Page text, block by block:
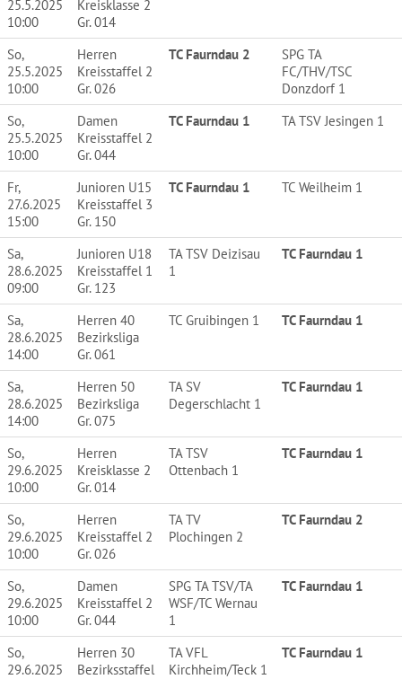
25.5.2025
10:00
Kreisklasse 2
Gr. 014
So,
25.5.2025
10:00
Herren
Kreisstaffel 2
Gr. 026
TC Faurndau 2
SPG TA
FC/THV/TSC
Donzdorf 1
So,
25.5.2025
10:00
Damen
Kreisstaffel 2
Gr. 044
TC Faurndau 1 TA TSV Jesingen 1
Fr,
27.6.2025
15:00
Junioren U15
Kreisstaffel 3
Gr. 150
TC Faurndau 1 TC Weilheim 1
Sa,
28.6.2025
09:00
Junioren U18
Kreisstaffel 1
Gr. 123
TA TSV Deizisau
1
TC Faurndau 1
Sa,
28.6.2025
14:00
Herren 40
Bezirksliga
Gr. 061
TC Gruibingen 1 TC Faurndau 1
Sa,
28.6.2025
14:00
Herren 50
Bezirksliga
Gr. 075
TA SV
Degerschlacht 1
TC Faurndau 1
So,
29.6.2025
10:00
Herren
Kreisklasse 2
Gr. 014
TA TSV
Ottenbach 1
TC Faurndau 1
So,
29.6.2025
10:00
Herren
Kreisstaffel 2
Gr. 026
TA TV
Plochingen 2
TC Faurndau 2
So,
29.6.2025
10:00
Damen
Kreisstaffel 2
Gr. 044
SPG TA TSV/TA
WSF/TC Wernau
1
TC Faurndau 1
So,
29.6.2025
Herren 30
Bezirksstaffel
TA VFL
Kirchheim/Teck 1
TC Faurndau 1